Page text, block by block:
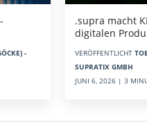
-
.supra macht
digitalen
VERÖFFENTLICHT
SUPRATIX GMBH
JUNI 6, 2026 | 3